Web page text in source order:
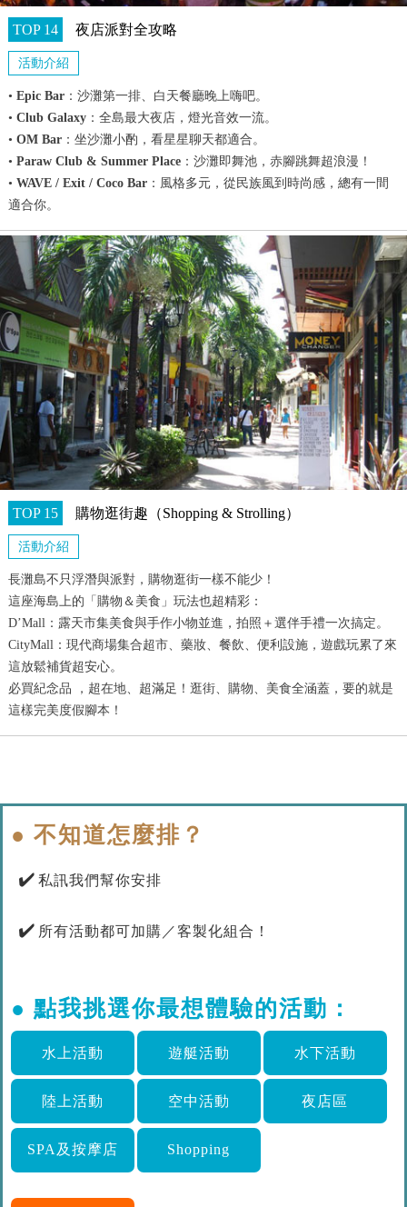
TOP 14 夜店派對全攻略
活動介紹
• Epic Bar：沙灘第一排、白天餐廳晚上嗨吧。
• Club Galaxy：全島最大夜店，燈光音效一流。
• OM Bar：坐沙灘小酌，看星星聊天都適合。
• Paraw Club & Summer Place：沙灘即舞池，赤腳跳舞超浪漫！
• WAVE / Exit / Coco Bar：風格多元，從民族風到時尚感，總有一間
適合你。
TOP 15 購物逛街趣（Shopping & Strolling）
活動介紹
長灘島不只浮潛與派對，購物逛街一樣不能少！
這座海島上的「購物＆美食」玩法也超精彩：
D’Mall：露天市集美食與手作小物並進，拍照＋選伴手禮一次搞定。
CityMall：現代商場集合超市、藥妝、餐飲、便利設施，遊戲玩累了來
這放鬆補貨超安心。
必買紀念品 ，超在地、超滿足！逛街、購物、美食全涵蓋，要的就是
這樣完美度假腳本！
● 不知道怎麼排？
✔️ 私訊我們幫你安排
✔️ 所有活動都可加購／客製化組合！
● 點我挑選你最想體驗的活動：
水上活動 遊艇活動 水下活動
陸上活動 空中活動 夜店區
SPA及按摩店 Shopping